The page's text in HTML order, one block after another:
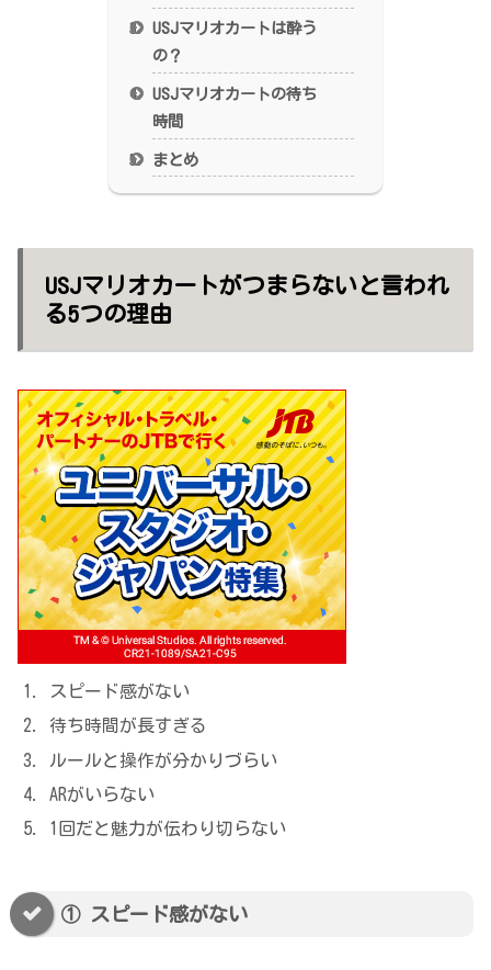
USJマリオカートは酔う
の？
USJマリオカートの待ち
時間
まとめ
USJマリオカートがつまらないと言われ
る5つの理由
スピード感がない
待ち時間が長すぎる
ルールと操作が分かりづらい
ARがいらない
1回だと魅力が伝わり切らない
① スピード感がない